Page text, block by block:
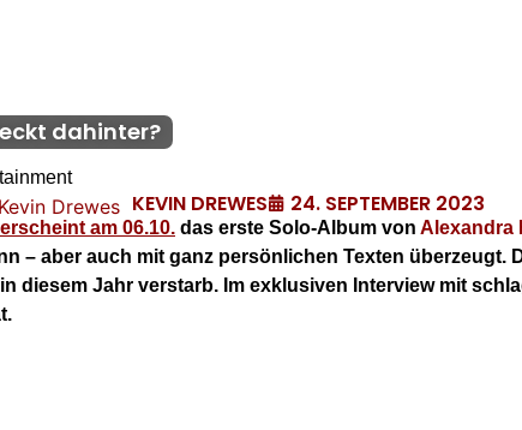
dahinter?
KEVIN DREWES 24. SEPTEMBER 2023
am 06.10. das erste Solo-Album von Alexandra
– aber auch mit ganz persönlichen Texten
diesem Jahr verstarb. Im exklusiven Interview mit